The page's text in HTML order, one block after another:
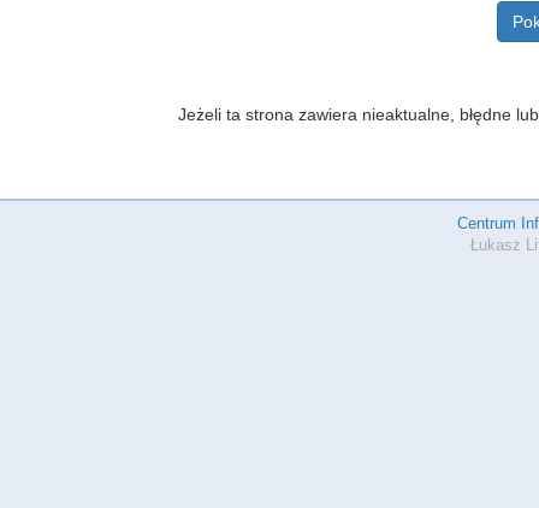
Jeżeli ta strona zawiera nieaktualne, błędne
Centrum
Łukasz